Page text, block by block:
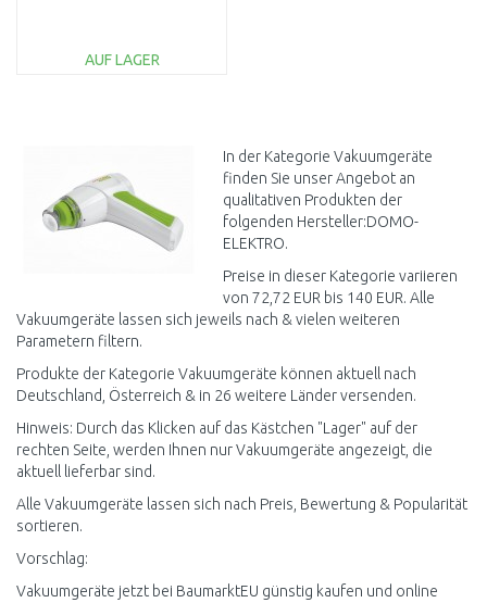
AUF LAGER
In der Kategorie Vakuumgeräte
finden Sie unser Angebot an
qualitativen Produkten der
folgenden Hersteller:DOMO-
ELEKTRO.
Preise in dieser Kategorie variieren
von 72,72 EUR bis 140 EUR. Alle
Vakuumgeräte lassen sich jeweils nach & vielen weiteren
Parametern filtern.
Produkte der Kategorie Vakuumgeräte können aktuell nach
Deutschland, Österreich & in 26 weitere Länder versenden.
Hinweis: Durch das Klicken auf das Kästchen "Lager" auf der
rechten Seite, werden Ihnen nur Vakuumgeräte angezeigt, die
aktuell lieferbar sind.
Alle Vakuumgeräte lassen sich nach Preis, Bewertung & Popularität
sortieren.
Vorschlag:
Vakuumgeräte jetzt bei BaumarktEU günstig kaufen und online